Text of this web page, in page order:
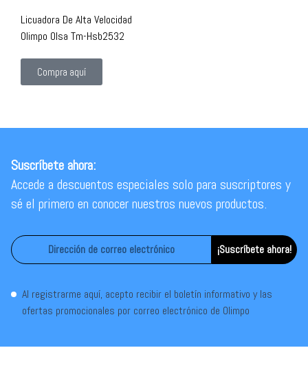
Licuadora De Alta Velocidad
Olimpo Olsa Tm-Hsb2532
Compra aquí
Suscríbete ahora:
Accede a descuentos especiales solo para suscriptores y
sé el primero en conocer nuestros nuevos productos.
¡Suscríbete ahora!
Al registrarme aquí, acepto recibir el boletín informativo y las
ofertas promocionales por correo electrónico de Olimpo